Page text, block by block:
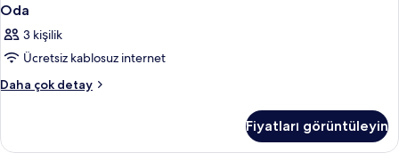
Oda
3 kişilik
Ücretsiz kablosuz internet
Daha çok detay
Oda
detay
Fiyatları görüntüleyin